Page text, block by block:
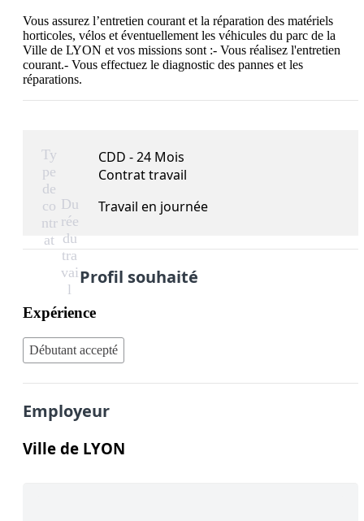
Vous assurez l’entretien courant et la réparation des matériels
horticoles, vélos et éventuellement les véhicules du parc de la
Ville de LYON et vos missions sont :- Vous réalisez l'entretien
courant.- Vous effectuez le diagnostic des pannes et les
réparations.
Ty
pe
de
co
ntr
at
CDD - 24 Mois
Contrat travail
Du
rée
du
tra
vai
l
Travail en journée
Profil souhaité
Expérience
Débutant accepté
Employeur
Ville de LYON